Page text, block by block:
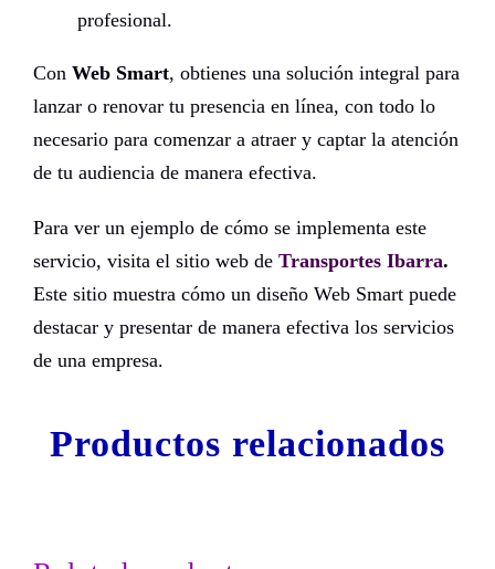
profesional.
Con Web Smart, obtienes una solución integral para
lanzar o renovar tu presencia en línea, con todo lo
necesario para comenzar a atraer y captar la atención
de tu audiencia de manera efectiva.
Para ver un ejemplo de cómo se implementa este
servicio, visita el sitio web de Transportes Ibarra.
Este sitio muestra cómo un diseño Web Smart puede
destacar y presentar de manera efectiva los servicios
de una empresa.
Productos relacionados